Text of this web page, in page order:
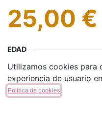
25,00 €
EDAD
ADULTO + 12,00€
Utilizamos cookies para
experiencia de usuario
Política de cookies